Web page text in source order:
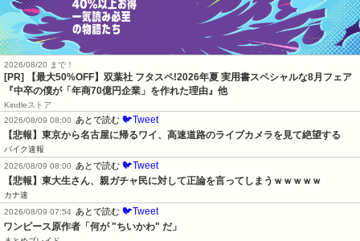
2026/08/20 まで！
[PR]
【最大50%OFF】双葉社 フタスペ!2026年夏 実用書スペシャルな8月フェア
『中卒の僕が「年商70億円企業」を作れた理由』他
Kindleストア
2026/08/09 08:00
あとで読む 🐦Tweet
【悲報】東京から名古屋に帰るワイ、高速道路のライブカメラを見て絶望する
バイク速報
2026/08/09 08:00
あとで読む 🐦Tweet
【悲報】東大生さん、親ガチャ民に対して正論を言ってしまうｗｗｗｗｗ
カナ速
2026/08/09 07:54 あとで読む 🐦Tweet
ワンピース原作者「何が "ちいかわ" だ」